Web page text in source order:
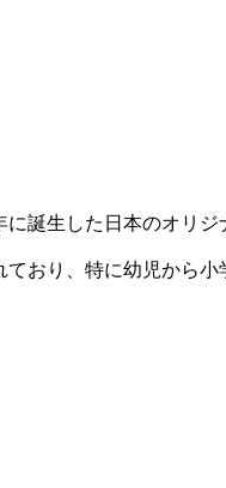
誕生した日本のオリジ
おり、特に幼児から